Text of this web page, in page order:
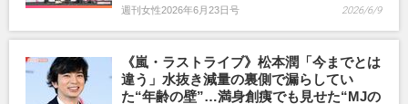
週刊女性2026年6月23日号 2026/6/9
《嵐・ラストライブ》松本潤「今までとは
違う」水抜き減量の裏側で漏らしてい
た“年齢の壁”…満身創痍でも見せた“MJの